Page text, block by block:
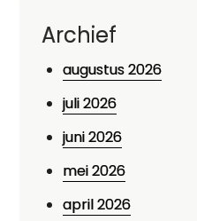
Archief
augustus 2026
juli 2026
juni 2026
mei 2026
april 2026